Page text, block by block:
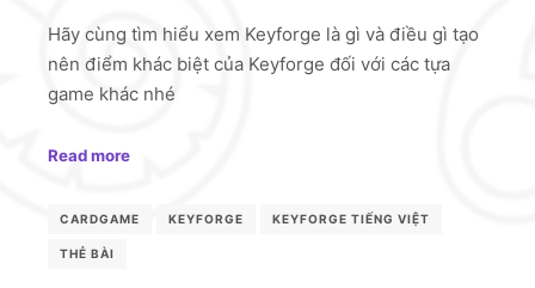
Hãy cùng tìm hiểu xem Keyforge là gì và điều gì tạo
nên điểm khác biệt của Keyforge đối với các tựa
game khác nhé
Read more
CARDGAME KEYFORGE KEYFORGE TIẾNG VIỆT
THẺ BÀI